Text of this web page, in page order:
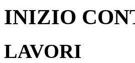
INIZIO
LAVORI